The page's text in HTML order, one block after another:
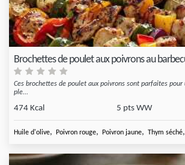
Brochettes de poulet aux poivrons au
Ces brochettes de poulet aux poivrons sont parfaites
ple...
474 Kcal 5 pts WW
Huile d'olive, Poivron rouge, Poivron jaune, Thym séché,